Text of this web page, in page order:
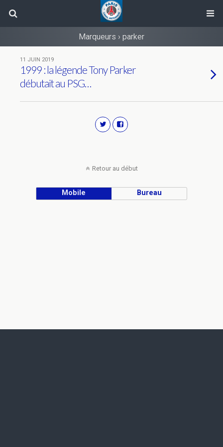
Marqueurs › parker
11 JUIN 2019
1999 : la légende Tony Parker
débutait au PSG…
Retour au début
Mobile Bureau